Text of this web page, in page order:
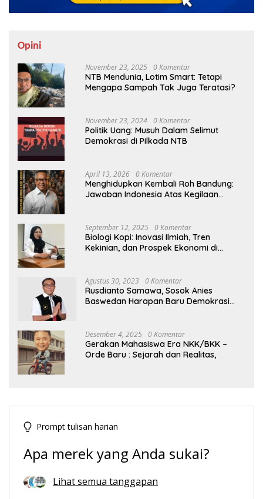
Opini
November 23, 2025 0 Komentar
NTB Mendunia, Lotim Smart: Tetapi
Mengapa Sampah Tak Juga Teratasi?
November 23, 2024 0 Komentar
Politik Uang: Musuh Dalam Selimut
Demokrasi di Pilkada NTB
April 13, 2026 0 Komentar
Menghidupkan Kembali Roh Bandung:
Jawaban Indonesia Atas Kegilaan
September 12, 2025 0 Komentar
Biologi Kopi: Inovasi Ilmiah, Tren
Kekinian, dan Prospek Ekonomi di
Agustus 30, 2023 0 Komentar
Rusdianto Samawa, Sosok Anies
Baswedan Harapan Baru Demokrasi
Desember 4, 2025 0 Komentar
Gerakan Mahasiswa Era NKK/BKK –
Orde Baru : Sejarah dan Realitas,
Prompt tulisan harian
Apa merek yang Anda sukai?
Lihat semua tanggapan